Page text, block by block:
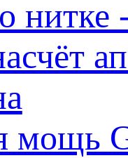
нитке
мощь